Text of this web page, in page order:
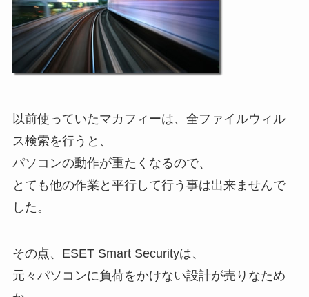
以前使っていたマカフィーは、全ファイルウィル
ス検索を行うと、
パソコンの動作が重たくなるので、
とても他の作業と平行して行う事は出来ませんで
した。
その点、ESET Smart Securityは、
元々パソコンに負荷をかけない設計が売りなため